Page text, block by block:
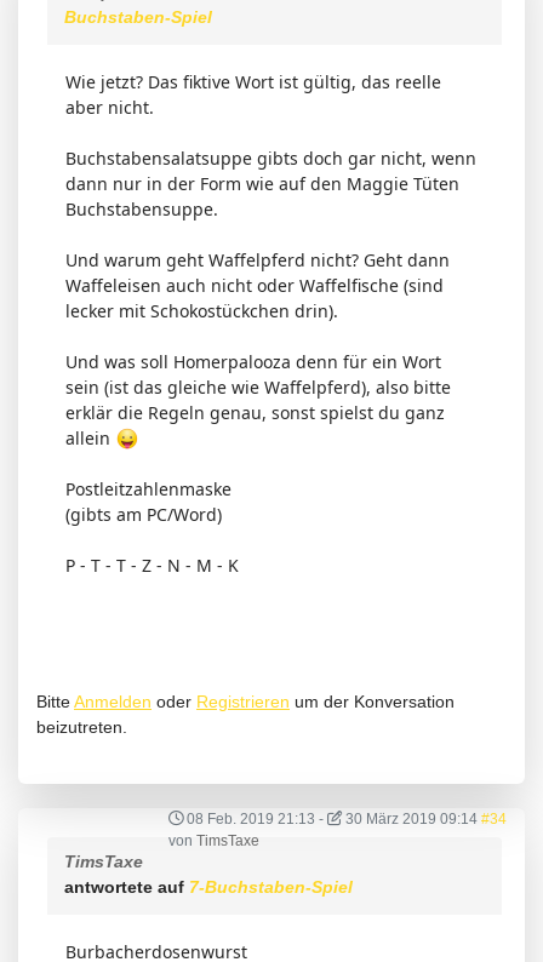
Buchstaben-Spiel
Wie jetzt? Das fiktive Wort ist gültig, das reelle
aber nicht.
Buchstabensalatsuppe gibts doch gar nicht, wenn
dann nur in der Form wie auf den Maggie Tüten
Buchstabensuppe.
Und warum geht Waffelpferd nicht? Geht dann
Waffeleisen auch nicht oder Waffelfische (sind
lecker mit Schokostückchen drin).
Und was soll Homerpalooza denn für ein Wort
sein (ist das gleiche wie Waffelpferd), also bitte
erklär die Regeln genau, sonst spielst du ganz
allein
Postleitzahlenmaske
(gibts am PC/Word)
P - T - T - Z - N - M - K
BitteAnmelden oder Registrieren um der Konversation
beizutreten.
08 Feb. 2019 21:13 - 30 März 2019 09:14 #34
von TimsTaxe
TimsTaxe
antwortete auf 7-Buchstaben-Spiel
Burbacherdosenwurst